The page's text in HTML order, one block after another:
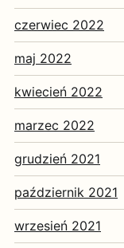
czerwiec 2022
maj 2022
kwiecień 2022
marzec 2022
grudzień 2021
październik 2021
wrzesień 2021